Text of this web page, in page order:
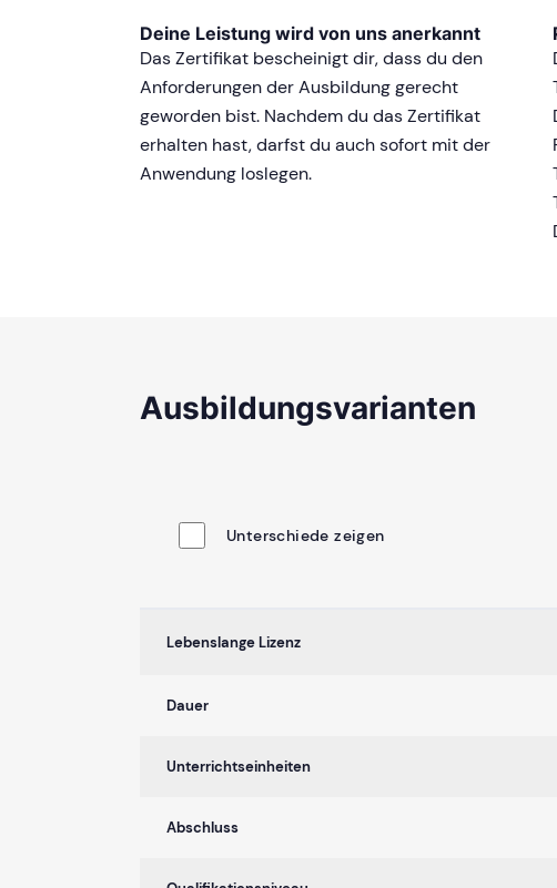
Deine Leistung wird von uns anerkannt
Das Zertifikat bescheinigt dir, dass du den
Anforderungen der Ausbildung gerecht
geworden bist. Nachdem du das Zertifikat
erhalten hast, darfst du auch sofort mit der
Anwendung loslegen.
Ausbildungsvarianten
Unterschiede zeigen
Lebenslange Lizenz
Dauer
Unterrichtseinheiten
Abschluss